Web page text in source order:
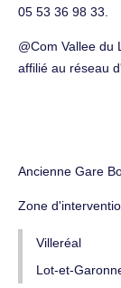
05 53 36 98 33.
@Com Vallee du
affilié au réseau
Ancienne Gare
Zone
Villeréal
Lot-et-